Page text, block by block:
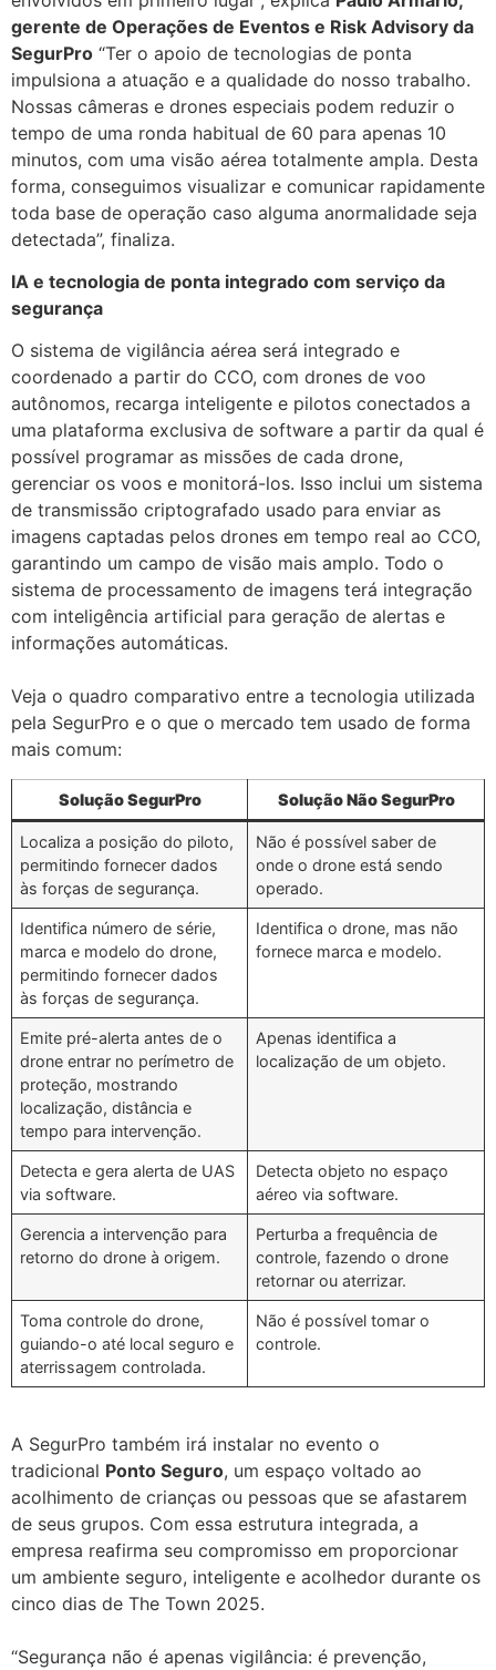
gerente de Operações de Eventos e Risk Advisory da
SegurPro “Ter o apoio de tecnologias de ponta
impulsiona a atuação e a qualidade do nosso trabalho.
Nossas câmeras e drones especiais podem reduzir o
tempo de uma ronda habitual de 60 para apenas 10
minutos, com uma visão aérea totalmente ampla. Desta
forma, conseguimos visualizar e comunicar rapidamente
toda base de operação caso alguma anormalidade seja
detectada”, finaliza.
IA e tecnologia de ponta integrado com serviço da
segurança
O sistema de vigilância aérea será integrado e
coordenado a partir do CCO, com drones de voo
autônomos, recarga inteligente e pilotos conectados a
uma plataforma exclusiva de software a partir da qual é
possível programar as missões de cada drone,
gerenciar os voos e monitorá-los. Isso inclui um sistema
de transmissão criptografado usado para enviar as
imagens captadas pelos drones em tempo real ao CCO,
garantindo um campo de visão mais amplo. Todo o
sistema de processamento de imagens terá integração
com inteligência artificial para geração de alertas e
informações automáticas.
Veja o quadro comparativo entre a tecnologia utilizada
pela SegurPro e o que o mercado tem usado de forma
mais comum:
Solução SegurPro Solução Não SegurPro
Localiza a posição do piloto,
permitindo fornecer dados
às forças de segurança.
Não é possível saber de
onde o drone está sendo
operado.
Identifica número de série,
marca e modelo do drone,
permitindo fornecer dados
às forças de segurança.
Identifica o drone, mas não
fornece marca e modelo.
Emite pré-alerta antes de o
drone entrar no perímetro de
proteção, mostrando
localização, distância e
tempo para intervenção.
Apenas identifica a
localização de um objeto.
Detecta e gera alerta de UAS
via software.
Detecta objeto no espaço
aéreo via software.
Gerencia a intervenção para
retorno do drone à origem.
Perturba a frequência de
controle, fazendo o drone
retornar ou aterrizar.
Toma controle do drone,
guiando-o até local seguro e
aterrissagem controlada.
Não é possível tomar o
controle.
A SegurPro também irá instalar no evento o
tradicional Ponto Seguro, um espaço voltado ao
acolhimento de crianças ou pessoas que se afastarem
de seus grupos. Com essa estrutura integrada, a
empresa reafirma seu compromisso em proporcionar
um ambiente seguro, inteligente e acolhedor durante os
cinco dias de The Town 2025.
“Segurança não é apenas vigilância: é prevenção,